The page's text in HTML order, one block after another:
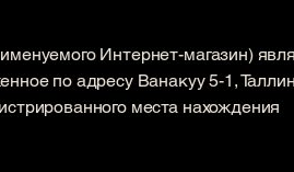
Интернет-магазин)
по адресу Ванакуу 5-1,
места нахождения